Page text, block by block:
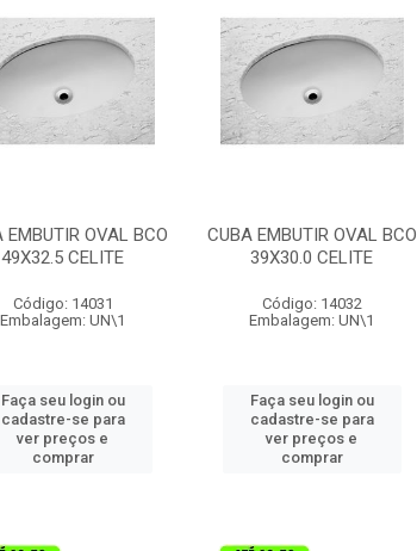
EMBUTIR OVAL BCO
49X32.5 CELITE
Código: 14031
Embalagem: UN\1
Faça seu login ou
cadastre-se para
ver preços e
comprar
CUBA EMBUTIR OVAL BCO
39X30.0 CELITE
Código: 14032
Embalagem: UN\1
Faça seu login ou
cadastre-se para
ver preços e
comprar